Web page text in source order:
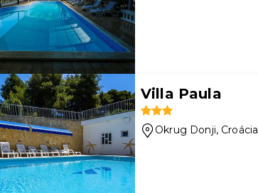
Villa Paula
Okrug Donji, Croácia